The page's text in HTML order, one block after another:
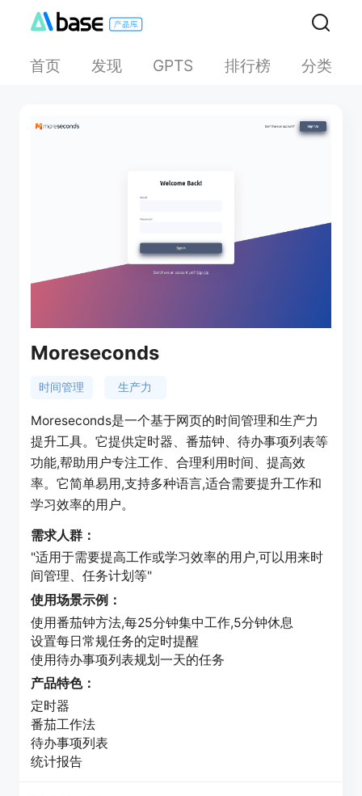
首页 发现 GPTS 排行榜 分类
Moreseconds
时间管理 生产力
Moreseconds是一个基于网页的时间管理和生产力
提升工具。它提供定时器、番茄钟、待办事项列表等
功能,帮助用户专注工作、合理利用时间、提高效
率。它简单易用,支持多种语言,适合需要提升工作和
学习效率的用户。
需求人群：
"适用于需要提高工作或学习效率的用户,可以用来时
间管理、任务计划等"
使用场景示例：
使用番茄钟方法,每25分钟集中工作,5分钟休息
设置每日常规任务的定时提醒
使用待办事项列表规划一天的任务
产品特色：
定时器
番茄工作法
待办事项列表
统计报告